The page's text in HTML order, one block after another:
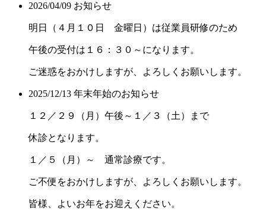
2026/04/09 お知らせ
明日（４月１０日 金曜日）は従業員研修のため
午後の受付は１６：３０～になります。
ご迷惑をおかけしますが、よろしくお願いします。
2025/12/13 年末年始のお知らせ
１２／２９（月）午後～１／３（土）まで
休診となります。
１／５（月）～ 通常診療です。
ご不便をおかけしますが、よろしくお願いします。
皆様、よいお年をお迎えください。